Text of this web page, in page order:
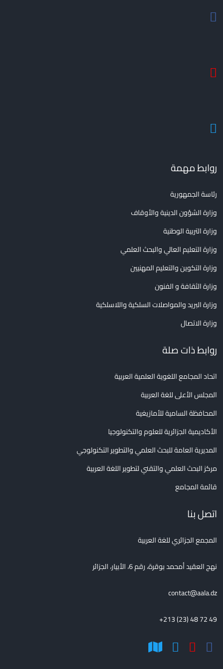
روابط مهمة
رئاسة الجمهورية
وزارة الشؤون الدينية والأوقاف
وزارة التربية الوطنية
وزارة التعليم العالي والبحث العلمي
وزارة التكوين والتعليم المهنيين
وزارة الثقافة و الفنون
وزارة البريد والمواصلات السلكية واللاسلكية
وزارة الاتصال
روابط ذات صلة
اتحاد المجامع اللغوية العلمية العربية
المجلس الأعلى للغة العربية
المحافظة السامية للأمازيغية
الأكاديمية الجزائرية للعلوم والتكنولوجيا
المديرية العامة للبحث العلمي والتطوير التكنولوجي
مركز البحث العلمي والتقني لتطوير اللغة العربية
قائمة المجامع
اتصل بنا
المجمع الجزائري للغة العربية
نهج العقيد أمحمد بوقرة، رقم 6، الأبيار، الجزائر
contact@aala.dz
+213 (23) 48 72 49